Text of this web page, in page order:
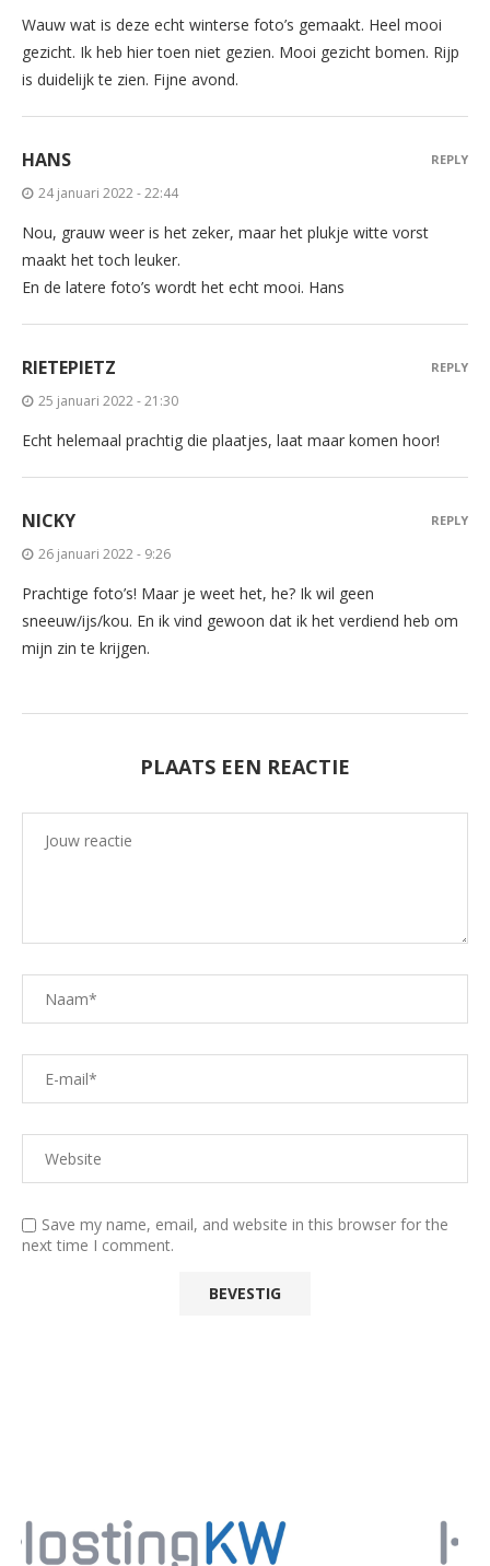
Wauw wat is deze echt winterse foto’s gemaakt. Heel mooi
gezicht. Ik heb hier toen niet gezien. Mooi gezicht bomen. Rijp
is duidelijk te zien. Fijne avond.
HANS
24 januari 2022 - 22:44
Nou, grauw weer is het zeker, maar het plukje witte vorst
maakt het toch leuker.
En de latere foto’s wordt het echt mooi. Hans
REPLY
RIETEPIETZ
25 januari 2022 - 21:30
Echt helemaal prachtig die plaatjes, laat maar komen hoor!
REPLY
NICKY
26 januari 2022 - 9:26
Prachtige foto’s! Maar je weet het, he? Ik wil geen
sneeuw/ijs/kou. En ik vind gewoon dat ik het verdiend heb om
mijn zin te krijgen.
REPLY
PLAATS EEN REACTIE
Save my name, email, and website in this browser for the
next time I comment.